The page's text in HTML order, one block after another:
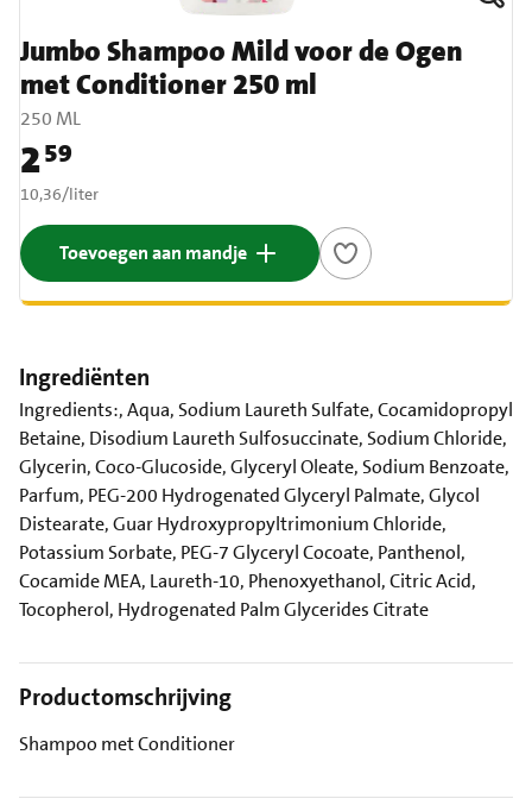
Jumbo Shampoo Mild voor de Ogen
met Conditioner 250 ml
250 ML
Prijs: € 2,59
259
€ 10,36 per liter
10,36/liter
Toevoegen aan mandje
Ingrediënten
Ingredients:, Aqua, Sodium Laureth Sulfate, Cocamidopropyl
Betaine, Disodium Laureth Sulfosuccinate, Sodium Chloride,
Glycerin, Coco-Glucoside, Glyceryl Oleate, Sodium Benzoate,
Parfum, PEG-200 Hydrogenated Glyceryl Palmate, Glycol
Distearate, Guar Hydroxypropyltrimonium Chloride,
Potassium Sorbate, PEG-7 Glyceryl Cocoate, Panthenol,
Cocamide MEA, Laureth-10, Phenoxyethanol, Citric Acid,
Tocopherol, Hydrogenated Palm Glycerides Citrate
Productomschrijving
Shampoo met Conditioner